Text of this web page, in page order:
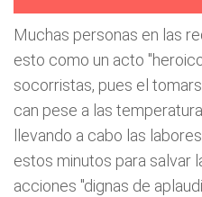
Muchas personas en las
esto como un acto
socorristas, pues el
can pese a las
llevando a cabo las
estos minutos para salvar
acciones "dignas de